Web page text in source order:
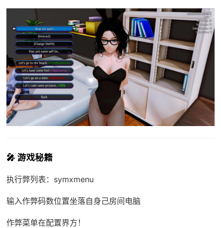
🎤 游戏秘籍
执行弊列表：symxmenu
输入作弊码数位置坐落自身己房间电脑
作弊菜单在配置界方！